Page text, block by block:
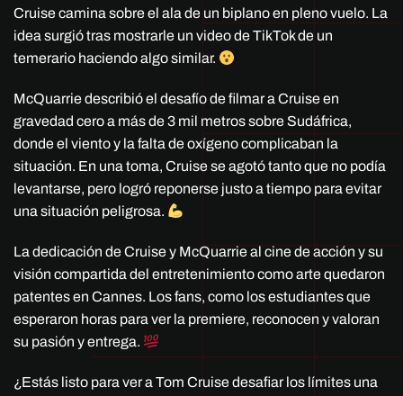
Cruise camina sobre el ala de un biplano en pleno vuelo. La
idea surgió tras mostrarle un video de TikTok de un
temerario haciendo algo similar.
McQuarrie describió el desafío de filmar a Cruise en
gravedad cero a más de 3 mil metros sobre Sudáfrica,
donde el viento y la falta de oxígeno complicaban la
situación. En una toma, Cruise se agotó tanto que no podía
levantarse, pero logró reponerse justo a tiempo para evitar
una situación peligrosa.
La dedicación de Cruise y McQuarrie al cine de acción y su
visión compartida del entretenimiento como arte quedaron
patentes en Cannes. Los fans, como los estudiantes que
esperaron horas para ver la premiere, reconocen y valoran
su pasión y entrega.
¿Estás listo para ver a Tom Cruise desafiar los límites una